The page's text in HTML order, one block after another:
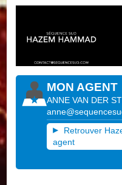
MON AGENT
ANNE VAN DER
Retrouver
agent